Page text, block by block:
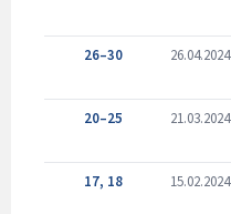
26–30 26.04.2024
20–25 21.03.2024
17, 18 15.02.2024